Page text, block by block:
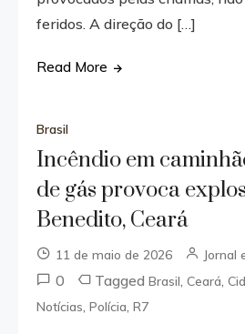
feridos. A direção do […]
Read More
Brasil
Incêndio em
de gás provoca
Benedito, Ceará
11 de maio de 2026 Jornal
0 TaggedBrasil ,Ceará ,
Notícias ,Polícia ,R7